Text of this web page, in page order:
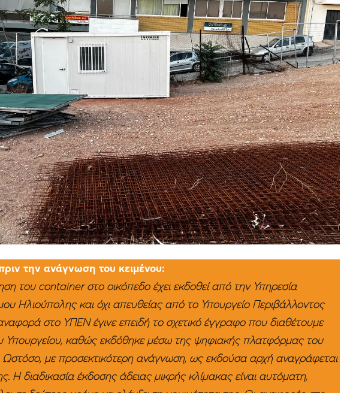
την ανάγνωση του κειμένου:
του container στο οικόπεδο έχει εκδοθεί από την Υπηρεσία
Ηλιούπολης και όχι απευθείας από το Υπουργείο Περιβάλλοντος
στο ΥΠΕΝ έγινε επειδή το σχετικό έγγραφο που διαθέτουμε
Υπουργείου, καθώς εκδόθηκε μέσω της ψηφιακής πλατφόρμας του
Ωστόσο, με προσεκτικότερη ανάγνωση, ως εκδούσα αρχή αναγράφεται
διαδικασία έκδοσης άδειας μικρής κλίμακας είναι αυτόματη,